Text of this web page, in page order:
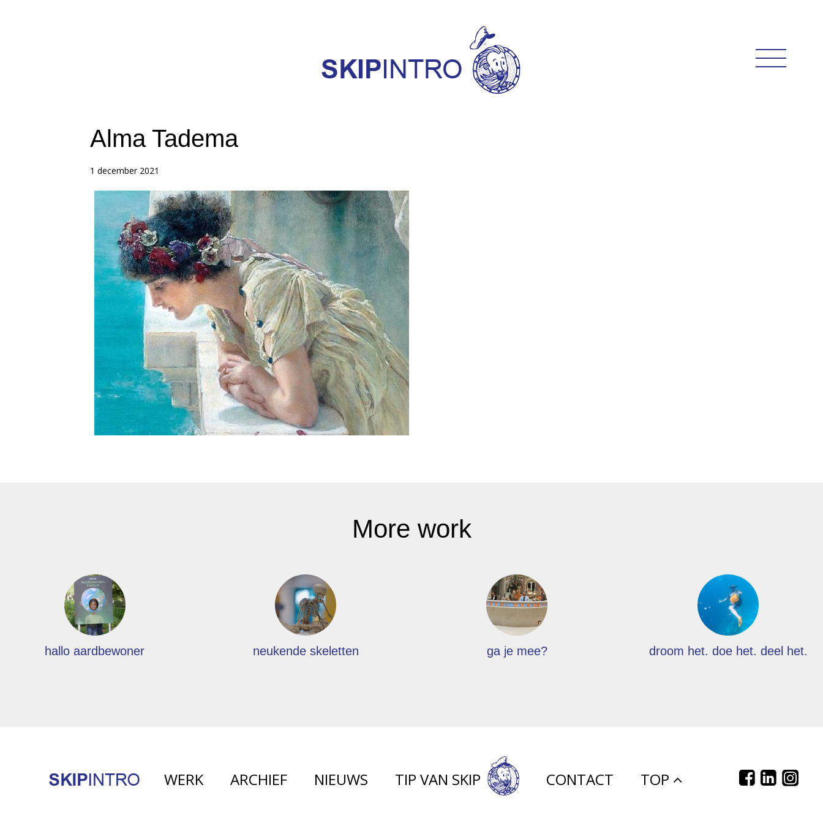
Alma Tadema
1 december 2021
More work
hallo aardbewoner neukende skeletten ga je mee? droom het. doe het. deel het.
WERK ARCHIEF NIEUWS TIP VAN SKIP CONTACT TOP